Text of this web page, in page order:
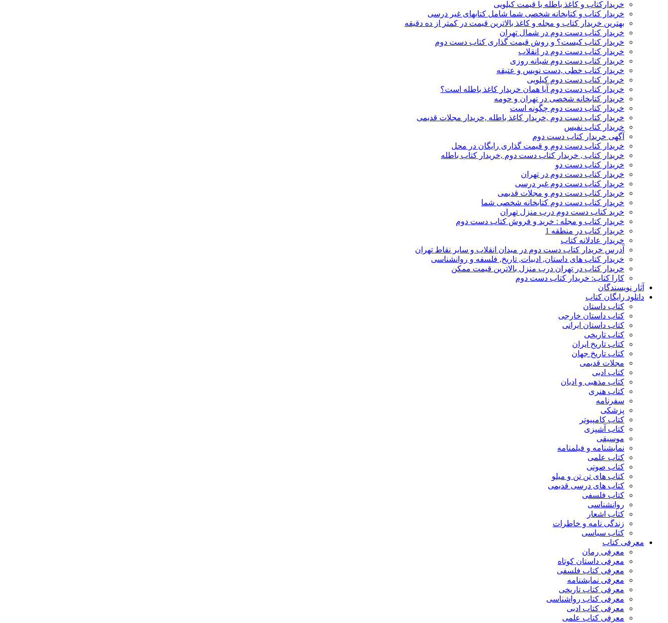
خریدارکتاب و کاغذ باطله با قیمت کیلویی
خریدار کتاب و کتابخانه شخصی شما شامل کتابهای غیر درسی
بهترین خریدار کتاب و مجله و کاغذ بالاترین قیمت در کمتر از ده دقیقه
خریدار کتاب دست دوم در شمال تهران
خریدار کتاب کیست؟ و روش قیمت گذاری کتاب دست دوم
خریدار کتاب دست دوم در انقلاب
خریدار کتاب دست دوم شبانه روزی
خریدار کتاب خطی ,دست نویس و عتیقه
خریدار کتاب دست دوم کیلویی
خریدار کتاب دست دوم آیا همان خریدار کاغذ باطله است؟
خریدار کتابخانه شخصی در تهران و حومه
خریدار کتاب دست دوم چگونه است
خریدار کتاب دست دوم ,خریدار کاغذ باطله ,خریدار مجلات قدیمی
خریدار کتاب نفیس
آگهی خریدار کتاب دست دوم
خریدار کتاب دست دوم و قیمت گذاری رایگان در محل
خریدار کتاب , خریدار کتاب دست دوم ,خریدار کتاب باطله
خریدار کتاب دست دو
خریدار کتاب دست دوم در تهران
خریدار کتاب دست دوم غیر درسی
خریدار کتاب دست دوم و مجلات قدیمی
خریدار کتاب دست دوم کتابخانه شخصی شما
خرید کتاب دست دوم درب منزل تهران
خریدار کتاب و مجله : خرید و فروش کتاب دست دوم
خریدار کتاب در منطقه 1
خریدار عادلانه کتاب
آدرس خریدار کتاب دست دوم در میدان انقلاب و سایر نقاط تهران
خریدار کتاب های داستان, ادبیات, تاریخ, فلسفه و روانشناسی
خریدار کتاب در تهران درب منزل بالاترین قیمت ممکن
کارا کتاب: خریدار کتاب دست دوم
آثار نویسندگان
دانلود رایگان کتاب
کتاب داستان
کتاب داستان خارجی
کتاب داستان ایرانی
کتاب تاریخی
کتاب تاریخ ایران
کتاب تاریخ جهان
مجلات قدیمی
کتاب ادبی
کتاب مذهبی و ادیان
کتاب هنری
سفرنامه
پزشکی
کتاب کامپیوتر
کتاب آشپزی
موسیقی
نمایشنامه و فیلمنامه
کتاب علمی
کتاب صوتی
کتاب های تن تن و میلو
کتاب های درسی قدیمی
کتاب فلسفی
روانشناسی
کتاب اشعار
زندگی نامه و خاطرات
کتاب سیاسی
معرفی کتاب
معرفی رمان
معرفی داستان کوتاه
معرفی کتاب فلسفی
معرفی نمایشنامه
معرفی کتاب تاریخی
معرفی کتاب رواشناسی
معرفی کتاب ادبی
معرفی کتاب علمی